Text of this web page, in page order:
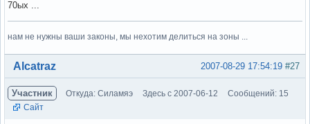
70ых ...
нам не нужны ваши законы, мы нехотим делиться на зоны ...
Вне форума #27
2007-08-29 17:54:19
Alcatraz
Участник Откуда: Силамяэ Здесь с 2007-06-12
Сообщений: 15
Сайт